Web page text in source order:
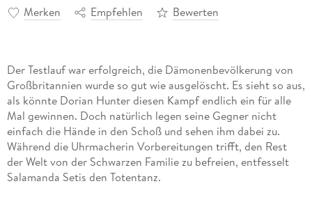
Merken Empfehlen Bewerten
Der Testlauf war erfolgreich, die Dämonenbevölkerung von
Großbritannien wurde so gut wie ausgelöscht. Es sieht so aus,
als könnte Dorian Hunter diesen Kampf endlich ein für alle
Mal gewinnen. Doch natürlich legen seine Gegner nicht
einfach die Hände in den Schoß und sehen ihm dabei zu.
Während die Uhrmacherin Vorbereitungen trifft, den Rest
der Welt von der Schwarzen Familie zu befreien, entfesselt
Salamanda Setis den Totentanz.